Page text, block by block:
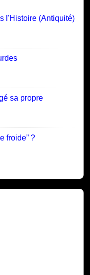
l'Histoire (Antiquité)
sa propre
froide” ?